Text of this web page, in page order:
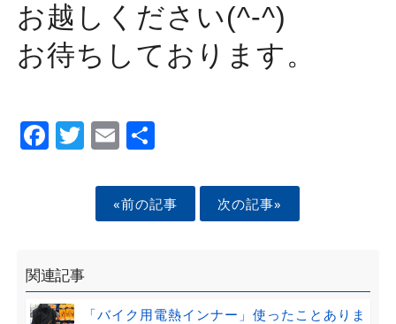
お越しください(^-^)
お待ちしております。
Facebook
Twitter
EmailShare
«前の記事 次の記事»
関連記事
「バイク用電熱インナー」使ったことありま